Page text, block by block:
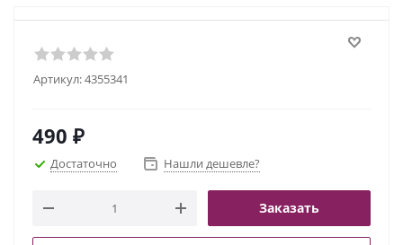
Артикул:4355341
490 ₽
Достаточно Нашли дешевле?
Заказать